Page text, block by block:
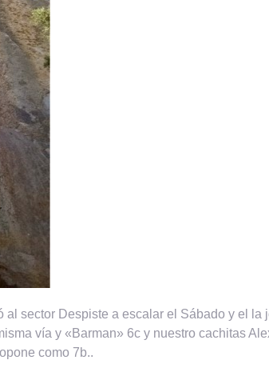
al sector Despiste a escalar el Sábado y el
vía y «Barman» 6c y nuestro cachitas
como 7b..